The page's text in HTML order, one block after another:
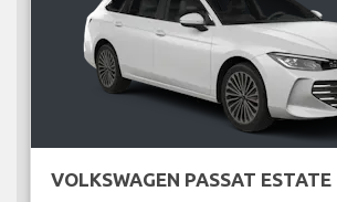
VOLKSWAGEN PASSAT ESTATE